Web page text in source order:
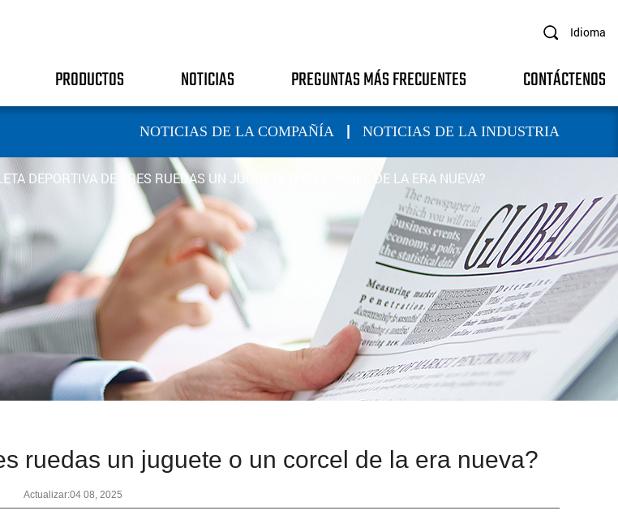
Idioma
PRODUCTOS NOTICIAS PREGUNTAS MÁS FRECUENTES CONTÁCTENOS
NOTICIAS DE LA COMPAÑÍA NOTICIAS DE LA INDUSTRIA
DEPORTIVA DE TRES RUEDAS UN JUGUETE O UN CORCEL DE LA ERA NUEVA?
ruedas un juguete o un corcel de la era nueva?
Actualizar:04 08, 2025